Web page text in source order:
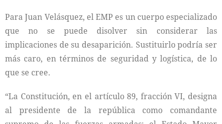
Para Juan Velásquez, el EMP es un cuerpo especializado
que no se puede disolver sin considerar las
implicaciones de su desaparición. Sustituirlo podría ser
más caro, en términos de seguridad y logística, de lo
que se cree.
“La Constitución, en el artículo 89, fracción VI, designa
al presidente de la república como comandante